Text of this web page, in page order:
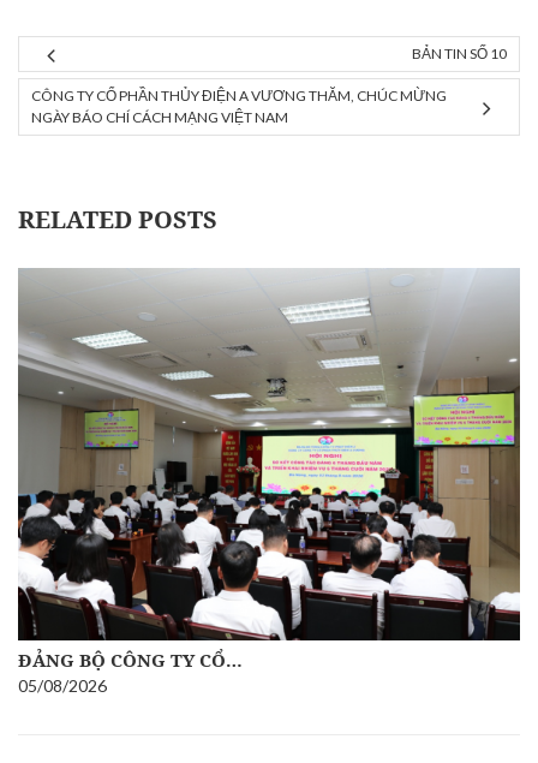
BẢN TIN SỐ 10
CÔNG TY CỔ PHẦN THỦY ĐIỆN A VƯƠNG THĂM, CHÚC MỪNG
NGÀY BÁO CHÍ CÁCH MẠNG VIỆT NAM
RELATED POSTS
ĐẢNG BỘ CÔNG TY CỔ…
05/08/2026